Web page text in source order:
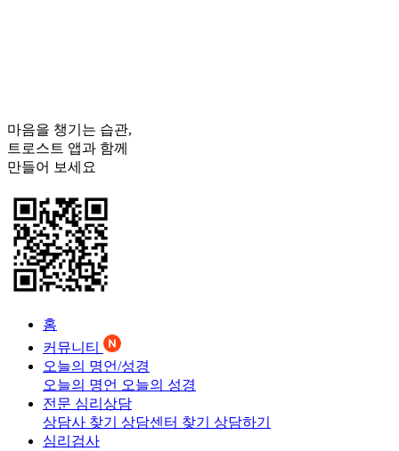
마음을 챙기는 습관,
트로스트 앱과 함께
만들어 보세요
홈
커뮤니티
오늘의 명언/성경
오늘의 명언 오늘의 성경
전문 심리상담
상담사 찾기 상담센터 찾기 상담하기
심리검사